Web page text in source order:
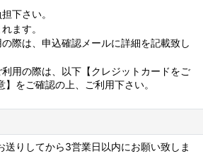
下さい。
ます。
際は、申込確認メールに詳細を記載致し
用の際は、以下【クレジットカードをご
をご確認の上、ご利用下さい。
送りしてから3営業日以内にお願い致しま